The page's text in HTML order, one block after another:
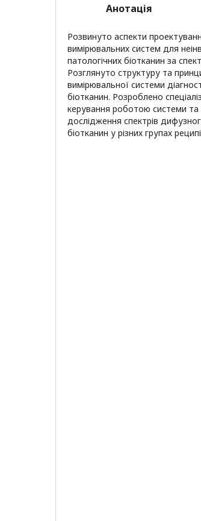
Анотація
Розвинуто аспекти
вимірювальних систем для
патологічних біотканин за
Розглянуто структуру та
вимірювальної системи
біотканин. Розроблено
керування роботою системи
дослідження спектрів
біотканин у різних групах